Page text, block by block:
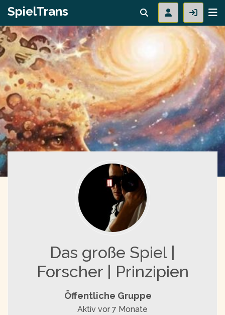
SpielTrans
Das große Spiel |
Forscher | Prinzipien
Öffentliche Gruppe
Aktiv vor 7 Monate